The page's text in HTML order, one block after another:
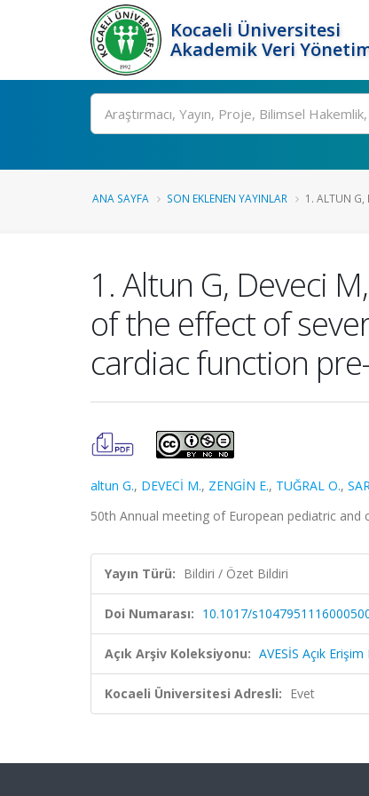
Kocaeli Üniversitesi
Akademik Veri
Ara
ANA SAYFA SON EKLENEN YAYINLAR 1. ALTUN G,
1. Altun G, Deveci
of the effect of
cardiac function
altun G., DEVECİ M., ZENGİN E., TUĞRAL O.,
50th Annual meeting of European pediatric and
Yayın Türü: Bildiri / Özet Bildiri
Doi Numarası: 10.1017/
Açık Arşiv Koleksiyonu: AVESİS Açık
Kocaeli Üniversitesi Adresli: Evet